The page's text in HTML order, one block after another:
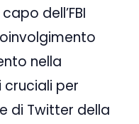
dell’FBI
nella
per
di Twitter della